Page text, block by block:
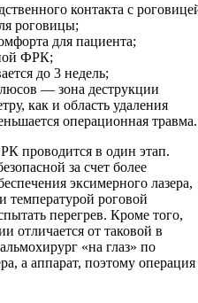
контакта с
роговицы;
для пациента;
ФРК;
до 3 недель;
— зона деструкции
как и область удаления
операционная травма.
проводится в один этап.
за счет более
эксимерного лазера,
температурой роговой
перегрев. Кроме того,
отличается от таковой в
«на глаз» по
а аппарат, поэтому операция